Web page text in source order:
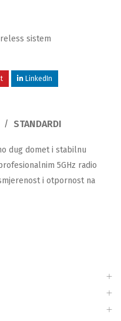
sistem
LinkedIn
STANDARDI
dug domet i stabilnu
5GHz radio
i otpornost na